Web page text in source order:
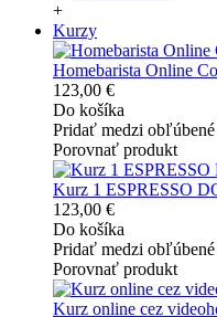
+
Kurzy
Homebarista Online
123,00 €
Do košíka
Pridať medzi obľúbené
Porovnať produkt
Kurz 1 ESPRESSO
123,00 €
Do košíka
Pridať medzi obľúbené
Porovnať produkt
Kurz online cez